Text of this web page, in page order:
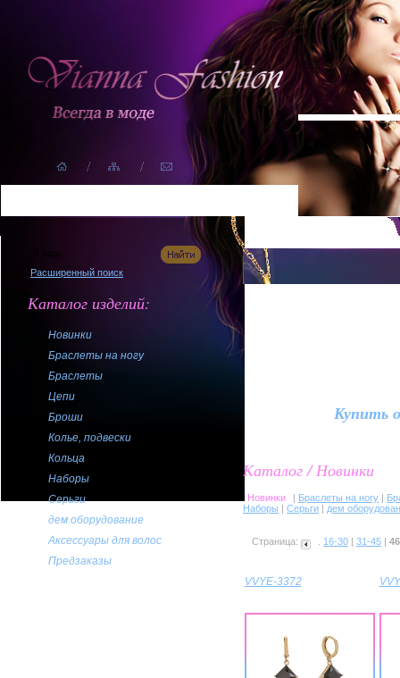
Расширенный поиск
Каталог изделий:
Новинки
Браслеты на ногу
Браслеты
Цепи
Броши
Колье, подвески
Кольца
Наборы
Серьги
дем оборудование
Аксессуары для волос
Предзаказы
Купить
Каталог / Новинки
Новинки | Браслеты на ногу |
Наборы | Серьги | дем
Страница: . 16-30 31-45
VVYE-3372